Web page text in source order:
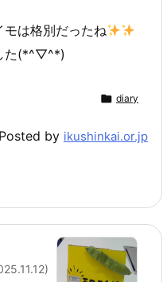
は格別だったね
た(*^▽^*)
 diary
Posted by ikushinkai.or.jp